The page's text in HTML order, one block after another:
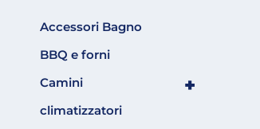
Accessori Bagno
BBQ e forni
+
Camini
climatizzatori